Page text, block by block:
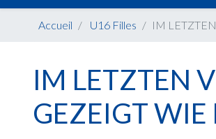
Accueil U16 Filles IM
IM LETZTEN
GEZEIGT WIE